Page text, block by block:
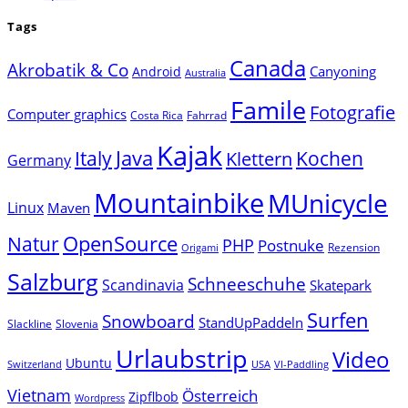
Tags
Akrobatik & Co Android Australia Canada Canyoning
Computer graphics Costa Rica Fahrrad Famile Fotografie
Germany Italy Java Kajak Klettern Kochen
Linux Maven MountainbikeMUnicycle
NaturOpenSource Origami PHP Postnuke Rezension
SalzburgScandinavia Schneeschuhe Skatepark
Slackline Slovenia Snowboard StandUpPaddeln Surfen
Switzerland Ubuntu Urlaubstrip USA VI-Paddling Video
Vietnam Wordpress Zipflbob Österreich